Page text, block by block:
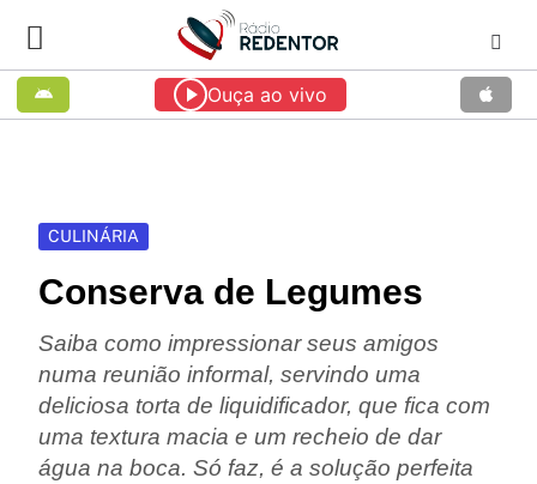
Ouça ao vivo
CULINÁRIA
Conserva de Legumes
Saiba como impressionar seus amigos
numa reunião informal, servindo uma
deliciosa torta de liquidificador, que fica com
uma textura macia e um recheio de dar
água na boca. Só faz, é a solução perfeita